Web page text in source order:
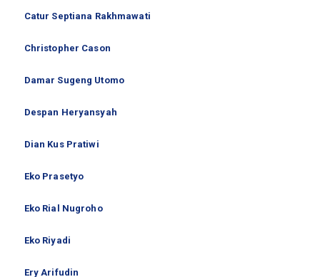
Catur Septiana Rakhmawati
Christopher Cason
Damar Sugeng Utomo
Despan Heryansyah
Dian Kus Pratiwi
Eko Prasetyo
Eko Rial Nugroho
Eko Riyadi
Ery Arifudin